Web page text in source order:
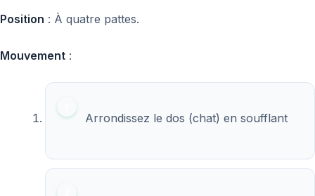
Position : À quatre pattes.
Mouvement :
Arrondissez le dos (chat) en soufflant